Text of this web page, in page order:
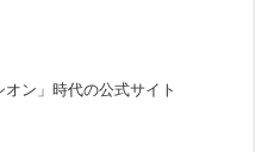
ン」時代の公式サイト